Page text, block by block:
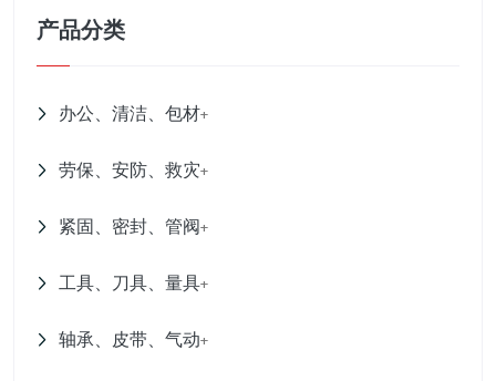
产品分类
办公、清洁、包材+
劳保、安防、救灾+
紧固、密封、管阀+
工具、刀具、量具+
轴承、皮带、气动+